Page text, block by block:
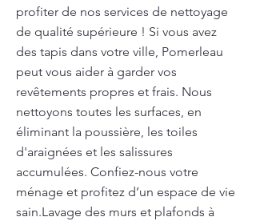
profiter de nos services de nettoyage
de qualité supérieure ! Si vous avez
des tapis dans votre ville, Pomerleau
peut vous aider à garder vos
revêtements propres et frais. Nous
nettoyons toutes les surfaces, en
éliminant la poussière, les toiles
d'araignées et les salissures
accumulées. Confiez-nous votre
ménage et profitez d’un espace de vie
sain.Lavage des murs et plafonds à